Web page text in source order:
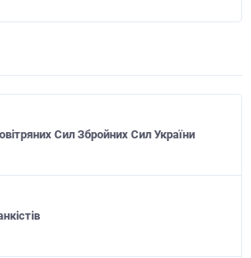
Сил Збройних Сил України